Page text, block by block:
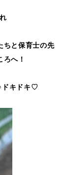
ちと保育士の先
へ！
ドキドキ♡